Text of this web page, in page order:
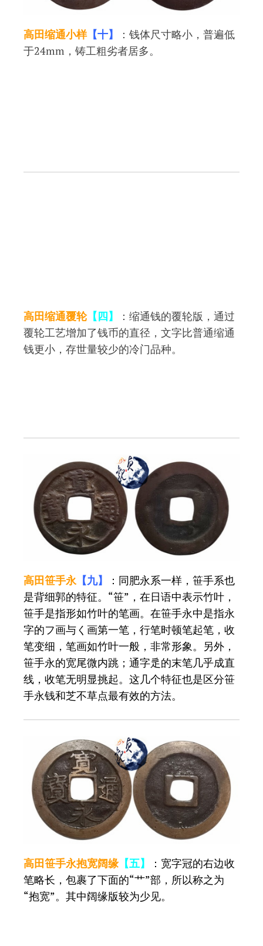
高田缩通小样【十】
：钱体尺寸略小，普遍低
于24mm，铸工粗劣者居多。
高田缩通覆轮【四】
：缩通钱的覆轮版，通过
覆轮工艺增加了钱币的直径，文字比普通缩通
钱更小，存世量较少的冷门品种。
高田笹手永【九】
：同肥永系一样，笹手系也
是背细郭的特征。“笹”，在日语中表示竹叶，
笹手是指形如竹叶的笔画。在笹手永中是指永
字的フ画与く画第一笔，行笔时顿笔起笔，收
笔变细，笔画如竹叶一般，非常形象。另外，
笹手永的宽尾微内跳；通字辵的末笔几乎成直
线，收笔无明显挑起。这几个特征也是区分笹
手永钱和芝不草点最有效的方法。
高田笹手永抱宽阔缘 【五】
：宽字冠的右边收
笔略长，包裹了下面的“艹”部，所以称之为
“抱宽”。其中阔缘版较为少见。